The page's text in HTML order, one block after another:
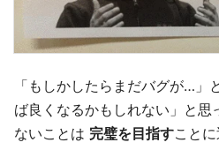
「もしかしたらまだバグが…」
ば良くなるかもしれない」と思
ないことは 完璧を目指すこと